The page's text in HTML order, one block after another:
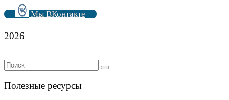
Мы ВКонтакте
2026
Полезные ресурсы